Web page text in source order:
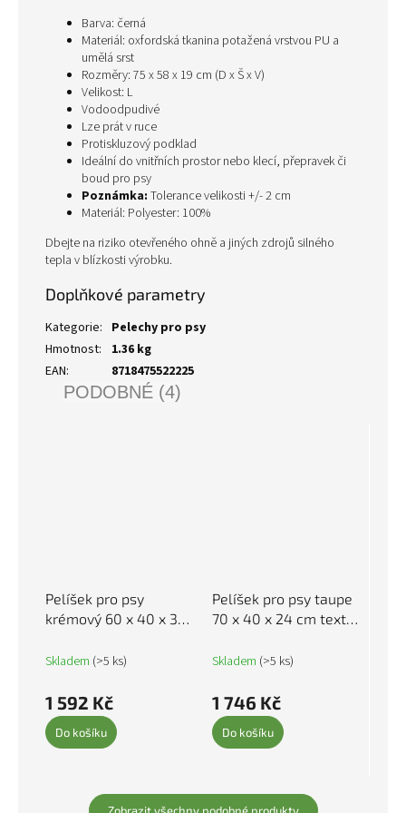
Barva: černá
Materiál: oxfordská tkanina potažená vrstvou PU a
umělá srst
Rozměry: 75 x 58 x 19 cm (D x Š x V)
Velikost: L
Vodoodpudivé
Lze prát v ruce
Protiskluzový podklad
Ideální do vnitřních prostor nebo klecí, přepravek či
boud pro psy
Poznámka: Tolerance velikosti +/- 2 cm
Materiál: Polyester: 100%
Dbejte na riziko otevřeného ohně a jiných zdrojů silného
tepla v blízkosti výrobku.
Doplňkové parametry
Kategorie: Pelechy pro psy
Hmotnost:
1.36 kg
EAN: 8718475522225
PODOBNÉ (4)
Pelíšek pro psy
krémový 60 x 40 x 30
Skladem (>5 ks)
1 592 Kč
Do košíku
Pelíšek pro psy taupe
70 x 40 x 24 cm textil
Skladem (>5 ks)
1 746 Kč
Do košíku
Zobrazit všechny podobné produkty